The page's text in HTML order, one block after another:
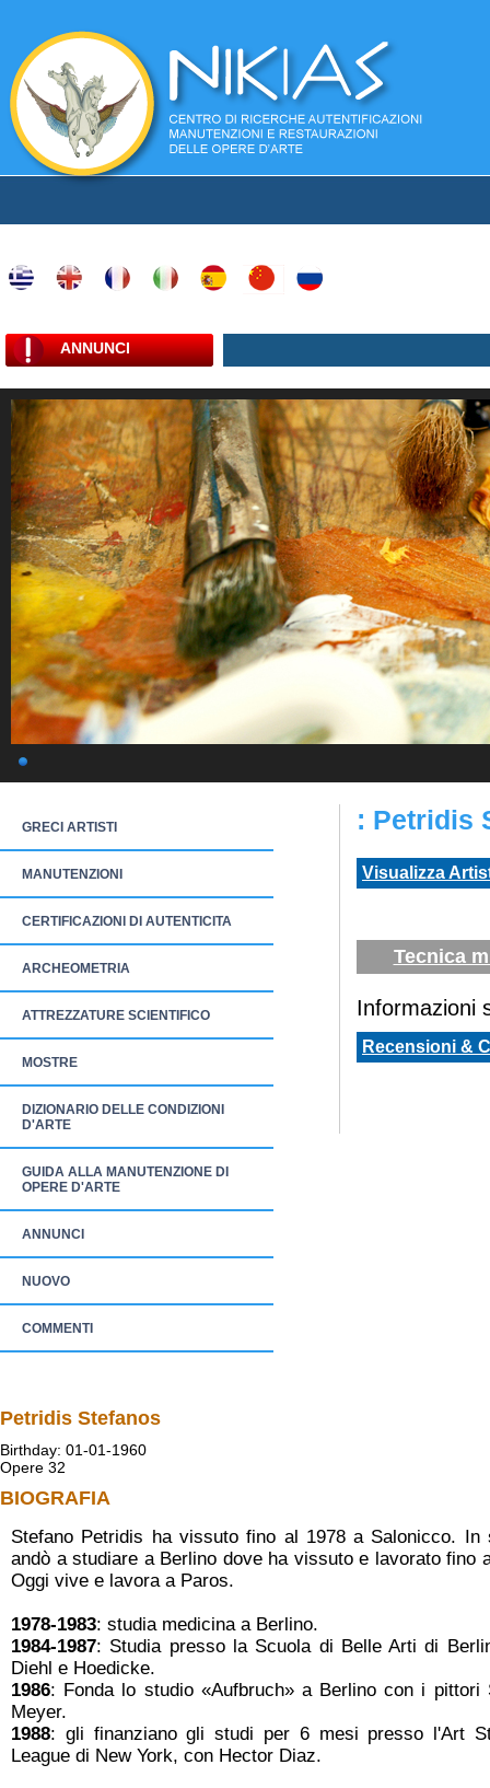
ANNUNCI
GRECI ARTISTI
MANUTENZIONI
CERTIFICAZIONI DI AUTENTICITA
ARCHEOMETRIA
ATTREZZATURE SCIENTIFICO
MOSTRE
DIZIONARIO DELLE CONDIZIONI
D'ARTE
GUIDA ALLA MANUTENZIONE DI
OPERE D'ARTE
ANNUNCI
NUOVO
COMMENTI
: Petridis
Visualizza
Tecnica
Informazioni
Recensioni &
Petridis Stefanos
Birthday: 01-01-1960
Opere 32
BIOGRAFIA
Stefano Petridis ha vissuto fino al 1978 a Salonicco. In
andò a studiare a Berlino dove ha vissuto e lavorato fino
Oggi vive e lavora a Paros.
1978-1983: studia medicina a Berlino.
1984-1987: Studia presso la Scuola di Belle Arti di
Diehl e Hoedicke.
1986: Fonda lo studio «Aufbruch» a Berlino con i pittori
Meyer.
1988: gli finanziano gli studi per 6 mesi presso l'Art
League di New York, con Hector Diaz.